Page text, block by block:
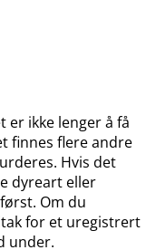
er ikke lenger å få
finnes flere andre
Hvis det
dyreart eller
Om du
for et uregistrert
under.